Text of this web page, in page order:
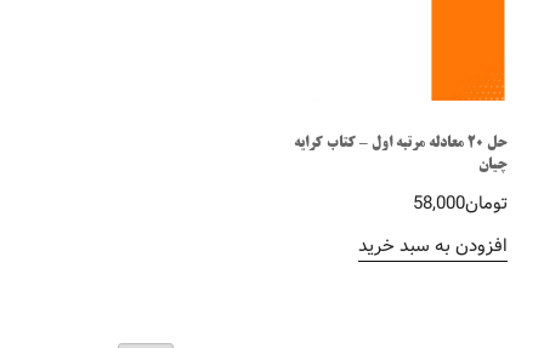
حل 20 معادله مرتبه اول – کتاب کرایه
چیان
تومان58,000
افزودن به سبد خرید